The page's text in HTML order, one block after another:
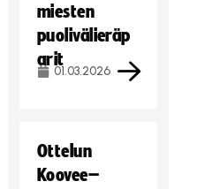
miesten
puolivälieräp
arit
01.03.2026
Ottelun
Koovee–